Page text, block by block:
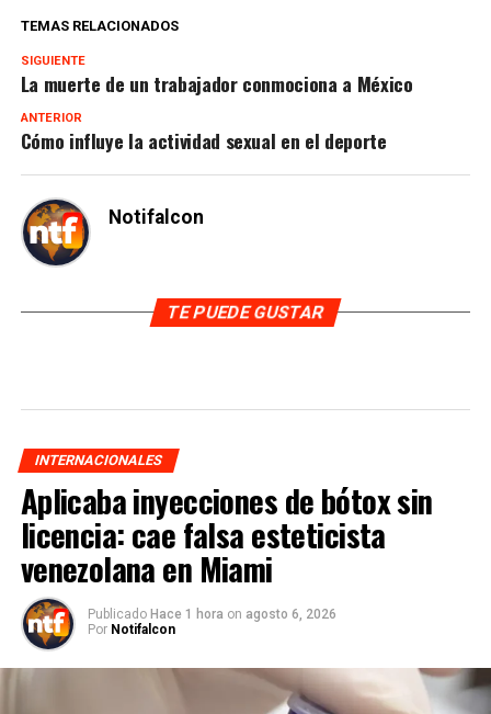
TEMAS RELACIONADOS
SIGUIENTE
La muerte de un trabajador conmociona a México
ANTERIOR
Cómo influye la actividad sexual en el deporte
Notifalcon
TE PUEDE GUSTAR
INTERNACIONALES
Aplicaba inyecciones de bótox sin
licencia: cae falsa esteticista
venezolana en Miami
Publicado Hace 1 hora on agosto 6, 2026
Por Notifalcon